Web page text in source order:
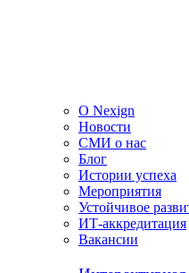
О Nexign
Новости
СМИ о нас
Блог
Истории успеха
Мероприятия
Устойчивое
ИТ-аккредитация
Вакансии